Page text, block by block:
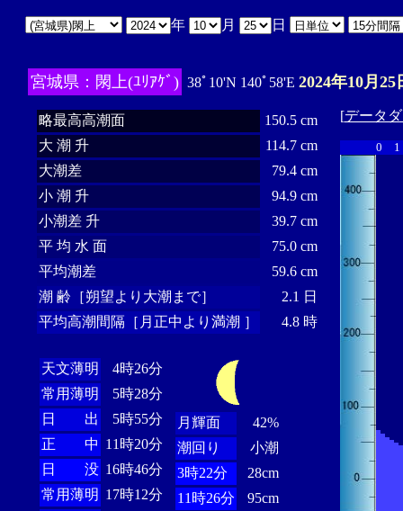
年 月 日
宮城県：閖上(ﾕﾘｱｹﾞ) 38ﾟ10'N 140ﾟ58'E 2024年10月25
略最高高潮面
150.5 cm
大 潮 升
114.7 cm
大潮差
79.4 cm
小 潮 升
94.9 cm
小潮差 升
39.7 cm
平 均 水 面
75.0 cm
平均潮差
59.6 cm
潮 齢［朔望より大潮まで］
2.1 日
平均高潮間隔［月正中より満潮 ］
4.8 時
天文薄明
4時26分
常用薄明
5時28分
日 出
5時55分
正 中 11時20分
日 没 16時46分
常用薄明 17時12分
月輝面
42%
潮回り
小潮
3時22分
28cm
11時26分
95cm
[データ
0 1